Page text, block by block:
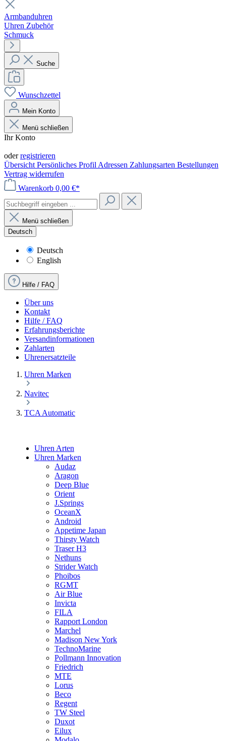
Armbanduhren
Uhren Zubehör
Schmuck
Suche
Wunschzettel
Mein Konto
Menü schließen
Ihr Konto
oderregistrieren
Übersicht Persönliches Profil Adressen Zahlungsarten Bestellungen
Vertrag widerrufen
Warenkorb 0,00 €*
Menü schließen
Deutsch
Deutsch
English
Hilfe / FAQ
Über uns
Kontakt
Hilfe / FAQ
Erfahrungsberichte
Versandinformationen
Zahlarten
Uhrenersatzteile
Uhren Marken
Navitec
TCA Automatic
Uhren Arten
Uhren Marken
Audaz
Aragon
Deep Blue
Orient
J.Springs
OceanX
Android
Appetime Japan
Thirsty Watch
Traser H3
Nethuns
Strider Watch
Phoibos
RGMT
Air Blue
Invicta
FILA
Rapport London
Marchel
Madison New York
TechnoMarine
Pollmann Innovation
Friedrich
MTE
Lorus
Beco
Regent
TW Steel
Duxot
Eilux